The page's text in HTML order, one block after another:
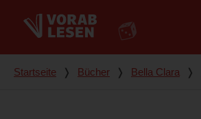
Du bist hier
Startseite ❭ Bücher ❭ Bella Clara ❭